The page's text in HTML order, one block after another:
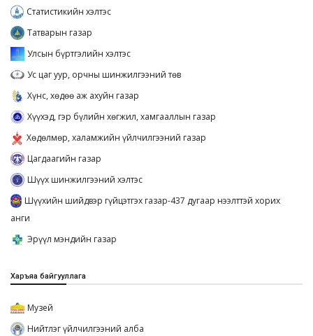
Статистикийн хэлтэс
Татварын газар
Улсын бүртгэлийн хэлтэс
Ус цаг уур, орчны шинжилгээний төв
Хүнс, хөдөө аж ахуйн газар
Хүүхэд, гэр бүлийн хөгжил, хамгааллын газар
Хөдөлмөр, халамжийн үйлчилгээний газар
Цагдаагийн газар
Шүүх шинжилгээний хэлтэс
Шүүхийн шийдвэр гүйцэтгэх газар-437 дугаар нээлттэй хорих
анги
Эрүүл мэндийн газар
Харъяа байгууллага
Музей
Нийтлэг үйлчилгээний алба